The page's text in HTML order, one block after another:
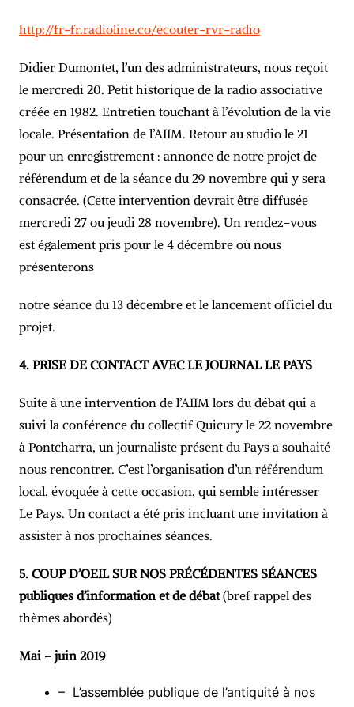
http://fr-fr.radioline.co/ecouter-rvr-radio
Didier Dumontet, l’un des administrateurs, nous reçoit
le mercredi 20. Petit historique de la radio associative
créée en 1982. Entretien touchant à l’évolution de la vie
locale. Présentation de l’AIIM. Retour au studio le 21
pour un enregistrement : annonce de notre projet de
référendum et de la séance du 29 novembre qui y sera
consacrée. (Cette intervention devrait être diffusée
mercredi 27 ou jeudi 28 novembre). Un rendez-vous
est également pris pour le 4 décembre où nous
présenterons
notre séance du 13 décembre et le lancement officiel du
projet.
4. PRISE DE CONTACT AVEC LE JOURNAL LE PAYS
Suite à une intervention de l’AIIM lors du débat qui a
suivi la conférence du collectif Quicury le 22 novembre
à Pontcharra, un journaliste présent du Pays a souhaité
nous rencontrer. C’est l’organisation d’un référendum
local, évoquée à cette occasion, qui semble intéresser
Le Pays. Un contact a été pris incluant une invitation à
assister à nos prochaines séances.
5. COUP D’OEIL SUR NOS PRÉCÉDENTES SÉANCES
publiques d’information et de débat(bref rappel des
thèmes abordés)
Mai – juin 2019
– L’assemblée publique de l’antiquité à nos